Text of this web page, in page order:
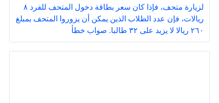
لزيارة متحف، فإذا كان سعر بطاقة دخول المتحف للفرد ٨
ريالات، فإن عدد الطلاب الذين يمكن أن يزوروا المتحف بمبلغ
٢٦٠ ريالا لا يزيد على ٣٢ طالبا. صواب خطأ